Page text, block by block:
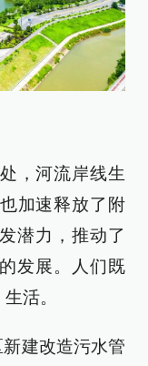
，河流岸线生
加速释放了附
潜力，推动了
发展。人们既
活。
建改造污水管